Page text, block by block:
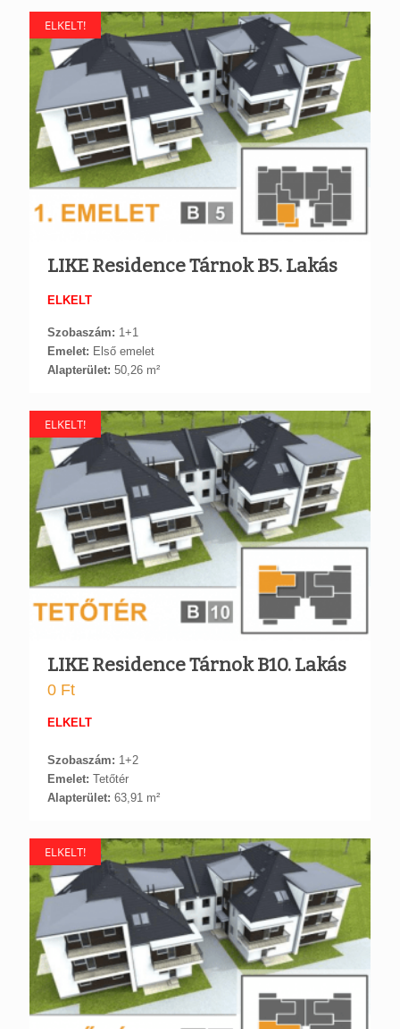
ELKELT!
LIKE Residence Tárnok B5. Lakás
ELKELT
Szobaszám: 1+1
Emelet: Első emelet
Alapterület: 50,26 m²
ELKELT!
LIKE Residence Tárnok B10. Lakás
0 Ft
ELKELT
Szobaszám: 1+2
Emelet: Tetőtér
Alapterület: 63,91 m²
ELKELT!